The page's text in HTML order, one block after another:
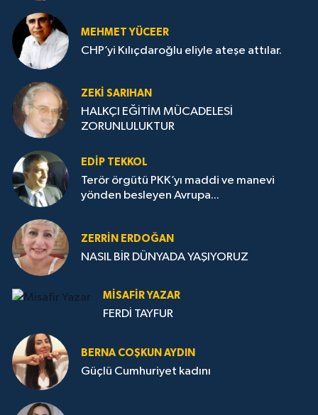
MEHMET YÜCEER
CHP’yi Kılıçdaroğlu eliyle ateşe attılar.
ZEKI SARIHAN
HALKÇI EĞİTİM MÜCADELESİ
ZORUNLULUKTUR
EDIP TEKKOL
Terör örgütü PKK’yı maddi ve manevi
yönden besleyen Avrupa...
ZERRIN ERDOĞAN
NASIL BİR DÜNYADA YAŞIYORUZ
MISAFIR YAZAR
FERDİ TAYFUR
BERNA COŞKUN AYDIN
Güçlü Cumhuriyet kadını